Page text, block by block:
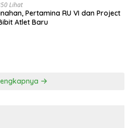
Lihat
Pertamina RU VI dan Project
Atlet Baru